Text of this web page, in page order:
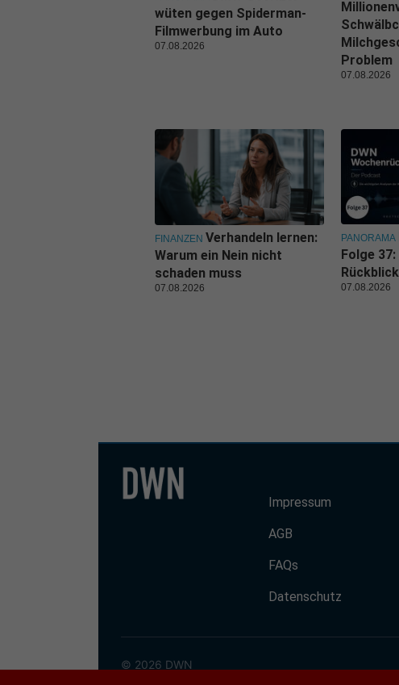
wüten gegen Spiderman-
Filmwerbung im Auto
07.08.2026
Problem
07.08.2026
FINANZEN Verhandeln lernen:
Warum ein Nein nicht
schaden muss
07.08.2026
PANORAMA
Folge
07.08.2026
Impressum
AGB
FAQs
Datenschutz
© 2026 DWN